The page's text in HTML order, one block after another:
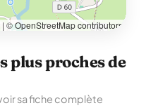
| © OpenStreetMap contributors
plus proches de
sa fiche complète